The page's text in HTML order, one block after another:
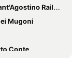
Guest House
del Gruccione
Railway Station
Mugoni
Conte